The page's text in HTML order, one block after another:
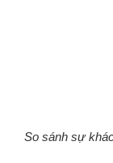
So sánh sự